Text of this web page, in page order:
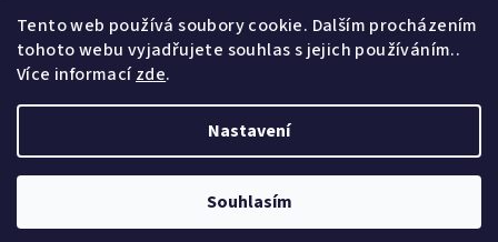
Tento web používá soubory cookie. Dalším procházením
tohoto webu vyjadřujete souhlas s jejich používáním..
Více informacízde.
Nastavení
Souhlasím
SLEDUJTE NÁS
Vytvořil Shoptet&PekneWeby